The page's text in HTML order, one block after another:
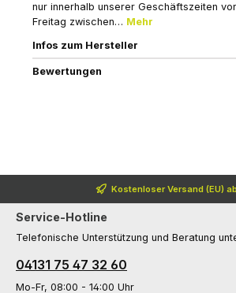
nur innerhalb unserer Geschäftszeiten
Freitag zwischen… Mehr
Infos zum Hersteller
Bewertungen
Kostenloser Versand (EU)
Service-Hotline
Telefonische Unterstützung und Beratung
04131 75 47 32 60
Mo-Fr, 08:00 - 14:00 Uhr